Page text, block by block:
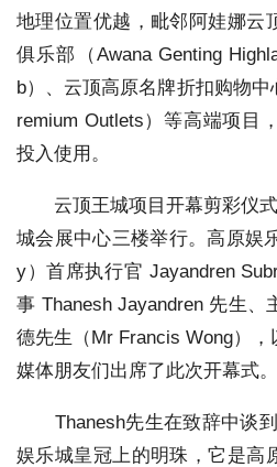
地理位置优越，毗邻阿娃娜云
俱乐部（Awana Genting
b）、云顶高原名牌折扣购物
remium Outlets）等高端项目
投入使用。
云顶王城项目开幕剪彩仪式
城会展中心三楼举行。高原娱
y）首席执行官 Jayandren
事 Thanesh Jayandren 先生
德先生（Mr Francis Wong）
媒体朋友们出席了此次开幕式。
Thanesh先生在致辞中谈到
娱乐城皇冠上的明珠，它是高